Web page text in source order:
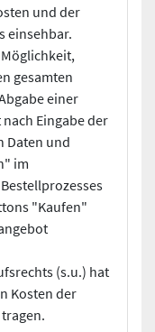
und der
einsehbar.
gesamten
einer
Eingabe der
Daten und
im
"Kaufen"
(s.u.) hat
Kosten der